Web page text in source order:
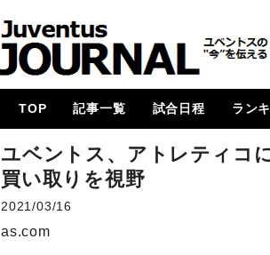
TOP 記事一覧
メイン
コラム
特集
メルカート
動画
試合レビュー
招集メンバー
UCL
U23・下部組織・
Women
カルチョ全般
試合日程
2017-18
2018-19
2019-20
2020-21
2021-22
2022-23
2023-24
2024-25
ラン
各国
次節
ゴー
ユベントス、アトレティコ
買い取りを視野
2021/03/16
as.com